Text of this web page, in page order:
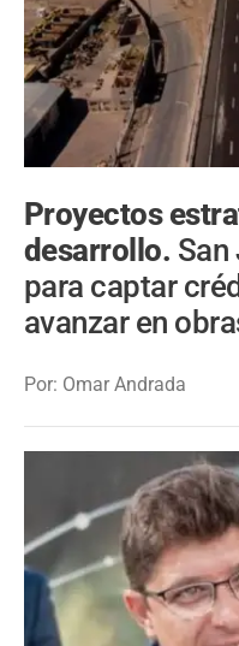
Proyectos
desarrollo. San
para captar
avanzar en
Por: Omar Andrada